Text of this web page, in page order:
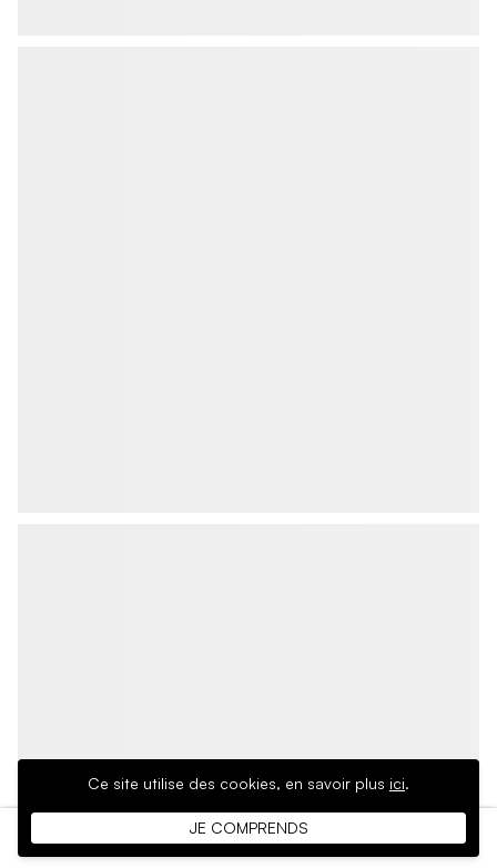
Ce site utilise des cookies, en savoir plus ici.
JE COMPRENDS